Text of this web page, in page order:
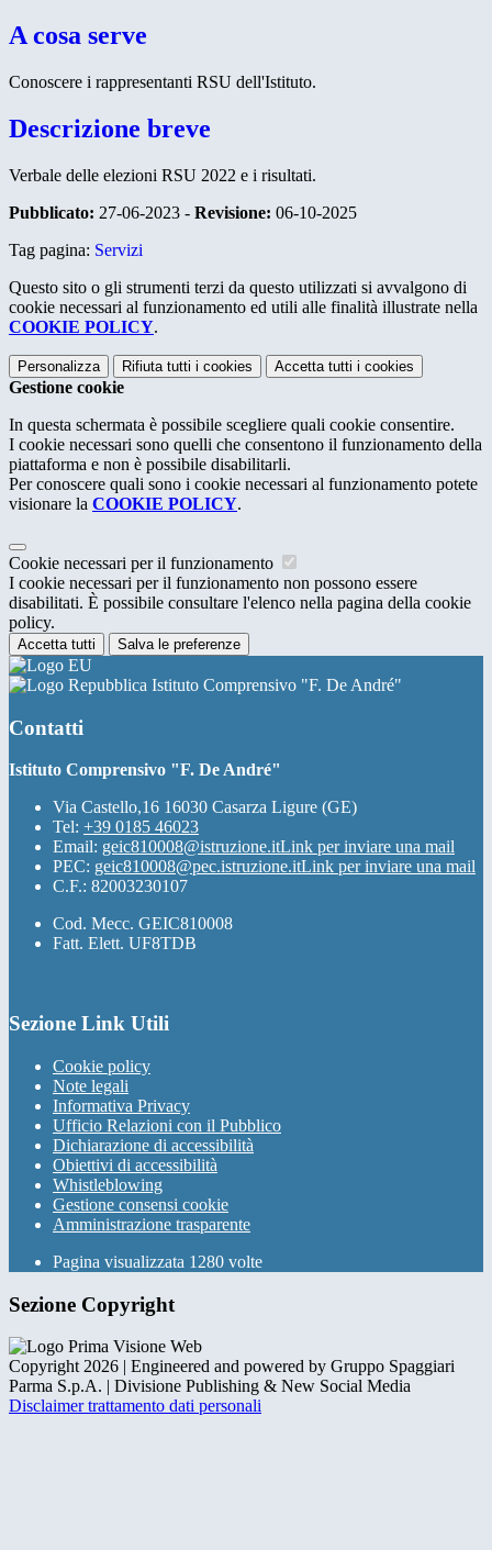
A cosa serve
Conoscere i rappresentanti RSU dell'Istituto.
Descrizione breve
Verbale delle elezioni RSU 2022 e i risultati.
Pubblicato: 27-06-2023 - Revisione: 06-10-2025
Tag pagina: Servizi
Questo sito o gli strumenti terzi da questo utilizzati si avvalgono di
cookie necessari al funzionamento ed utili alle finalità illustrate nella
COOKIE POLICY.
Personalizza Rifiuta tutti i cookies Accetta tutti i cookies
Gestione cookie
In questa schermata è possibile scegliere quali cookie consentire.
I cookie necessari sono quelli che consentono il funzionamento della
piattaforma e non è possibile disabilitarli.
Per conoscere quali sono i cookie necessari al funzionamento potete
visionare la COOKIE POLICY.
Cookie necessari per il funzionamento
I cookie necessari per il funzionamento non possono essere
disabilitati. È possibile consultare l'elenco nella pagina della cookie
policy.
Accetta tutti Salva le preferenze
Istituto Comprensivo "F. De André"
Contatti
Istituto Comprensivo "F. De André"
Via Castello,16 16030 Casarza Ligure (GE)
Tel: +39 0185 46023
Email: geic810008@istruzione.itLink per inviare una mail
PEC: geic810008@pec.istruzione.itLink per inviare una mail
C.F.: 82003230107
Cod. Mecc. GEIC810008
Fatt. Elett. UF8TDB
Sezione Link Utili
Cookie policy
Note legali
Informativa Privacy
Ufficio Relazioni con il Pubblico
Dichiarazione di accessibilità
Obiettivi di accessibilità
Whistleblowing
Gestione consensi cookie
Amministrazione trasparente
Pagina visualizzata 1280 volte
Sezione Copyright
Copyright 2026 | Engineered and powered by Gruppo Spaggiari
Parma S.p.A. | Divisione Publishing & New Social Media
Disclaimer trattamento dati personali